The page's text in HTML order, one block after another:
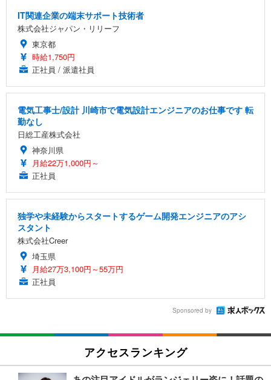
IT関連企業の端末サポート技術者
株式会社ジャパン・リリーフ
東京都
時給1,750円
正社員 / 派遣社員
電気工事士/設計 川崎市で電気設計エンジニアのお仕事です 転
勤なし
日総工産株式会社
神奈川県
月給22万1,000円～
正社員
独学や未経験からスタートするゲーム開発エンジニアのアシ
スタント
株式会社Creer
埼玉県
月給27万3,100円～55万円
正社員
Sponsored by
アクセスランキング